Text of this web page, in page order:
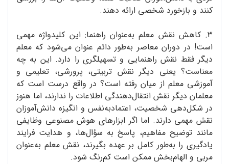
کنند و بازخورد شخصی ارائه دهند.
۳. کاهش نقش معلم به‌عنوان راهنما: این کلیدواژه‌ مهمی
است! در دوران معاصر به‌طور دائم عنوان می‌شود که معلم
دیگر فقط نقش راهنمایی و تسهیلگری را دارد. این به چه
معناست؟ یعنی دیگر نقش تربیتی، پرورشی، تعلیمی و
آموزشی معلم از میان رفته است؟ در واقع درست است که
معلمان دیگر نقش انتقال‌دهندگی اطلاعات را ندارند، اما هنوز
در شکل‌دهی شخصیت، اعتمادبه‌نفس و انگیزه‌ دانش‌آموزان
نقش مهمی دارند. اما اگر ابزارهای هوش مصنوعی وظایفی
مانند توضیح مفاهیم، پاسخ به سؤال‌ها، و هدایت فرایند
یادگیری را به‌طور کامل بر عهده بگیرند، نقش معلم به‌عنوان
مربی و الهام‌بخش ممکن است کم‌رنگ شود.